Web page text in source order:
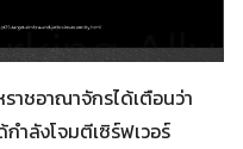
าชอาณาจักรได้เตือนว่า
ำลังโจมตีเซิร์ฟเวอร์